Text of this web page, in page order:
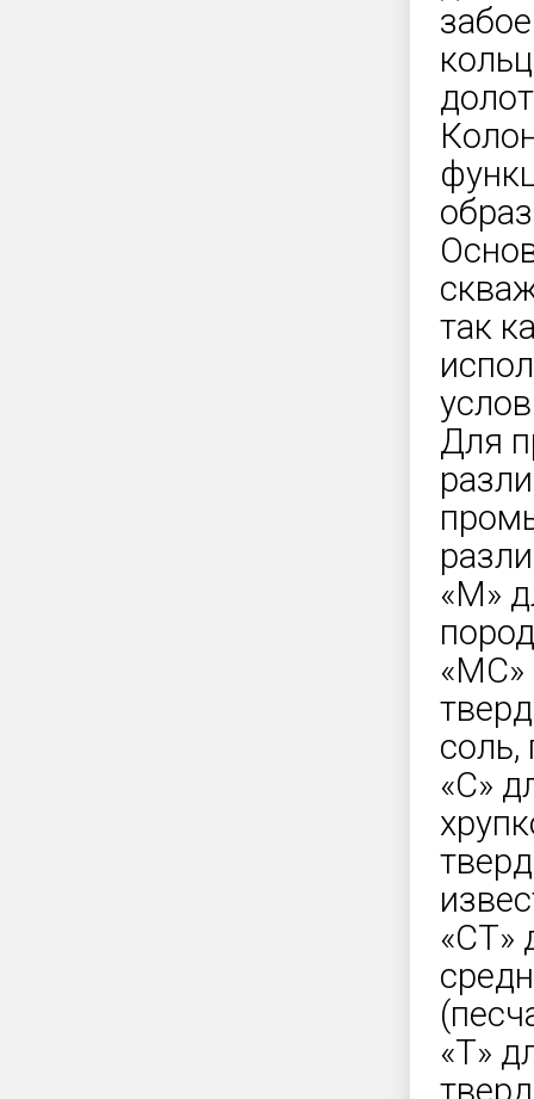
так
Для
«М»
«МС»
соль,
«С»
«СТ»
«Т»